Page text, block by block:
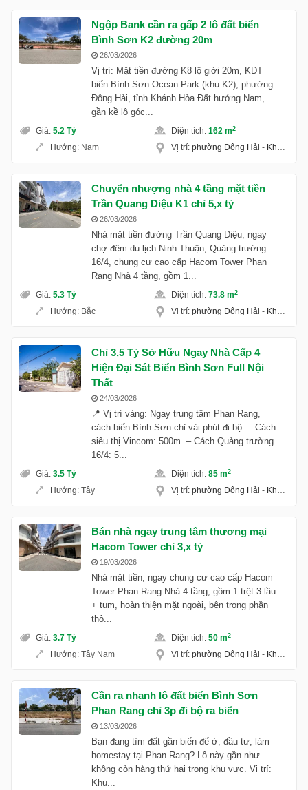
Ngộp Bank cần ra gấp 2 lô đất biển
Bình Sơn K2 đường 20m
26/03/2026
Vị trí: Mặt tiền đường K8 lộ giới 20m, KĐT
biển Bình Sơn Ocean Park (khu K2), phường
Đông Hải, tỉnh Khánh Hòa Đất hướng Nam,
gần kề lô góc...
Giá: 5.2 Tỷ Diện tích: 162 m2
Hướng: Nam Vị trí: phường Đông Hải - Khánh Hoà
Chuyển nhượng nhà 4 tầng mặt tiền
Trần Quang Diệu K1 chỉ 5,x tỷ
26/03/2026
Nhà mặt tiền đường Trần Quang Diệu, ngay
chợ đêm du lịch Ninh Thuận, Quảng trường
16/4, chung cư cao cấp Hacom Tower Phan
Rang Nhà 4 tầng, gồm 1...
Giá: 5.3 Tỷ Diện tích: 73.8 m2
Hướng: Bắc Vị trí: phường Đông Hải - Khánh Hoà
Chỉ 3,5 Tỷ Sở Hữu Ngay Nhà Cấp 4
Hiện Đại Sát Biển Bình Sơn Full Nội
Thất
24/03/2026
📍 Vị trí vàng: Ngay trung tâm Phan Rang,
cách biển Bình Sơn chỉ vài phút đi bộ. – Cách
siêu thị Vincom: 500m. – Cách Quảng trường
16/4: 5...
Giá: 3.5 Tỷ Diện tích: 85 m2
Hướng: Tây Vị trí: phường Đông Hải - Khánh Hoà
Bán nhà ngay trung tâm thương mại
Hacom Tower chỉ 3,x tỷ
19/03/2026
Nhà mặt tiền, ngay chung cư cao cấp Hacom
Tower Phan Rang Nhà 4 tầng, gồm 1 trệt 3 lầu
+ tum, hoàn thiện mặt ngoài, bên trong phần
thô...
Giá: 3.7 Tỷ Diện tích: 50 m2
Hướng: Tây Nam Vị trí: phường Đông Hải - Khánh Hoà
Cần ra nhanh lô đất biển Bình Sơn
Phan Rang chỉ 3p đi bộ ra biển
13/03/2026
Bạn đang tìm đất gần biển để ở, đầu tư, làm
homestay tại Phan Rang? Lô này gần như
không còn hàng thứ hai trong khu vực. Vị trí:
Khu...